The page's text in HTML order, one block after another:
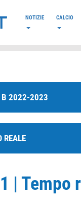
NOTIZIE CALCIO
B 2022-2023
REALE
| Tempo